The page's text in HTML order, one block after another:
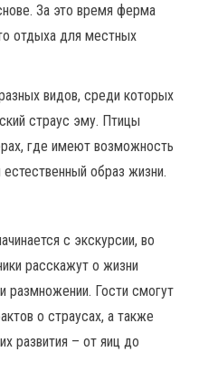
За это время ферма
отдыха для местных
видов, среди которых
страус эму. Птицы
где имеют возможность
образ жизни.
с экскурсии, во
расскажут о жизни
размножении. Гости смогут
о страусах, а также
развития – от яиц до